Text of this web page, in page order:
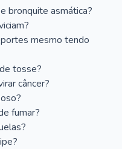
bronquite asmática?
mesmo tendo
tosse?
câncer?
fumar?